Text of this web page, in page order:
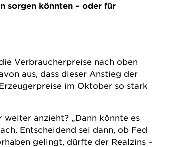
sorgen könnten – oder für
Verbraucherpreise nach oben
aus, dass dieser Anstieg der
im Oktober so stark
anzieht? „Dann könnte es
Entscheidend sei dann, ob Fed
gelingt, dürfte der Realzins –